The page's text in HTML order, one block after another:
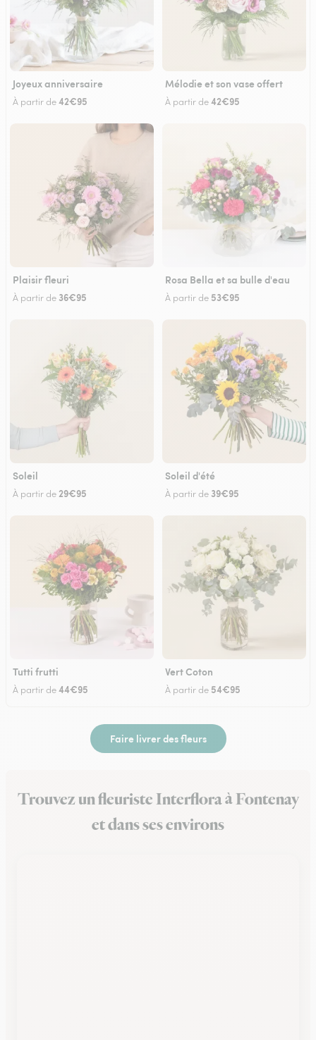
Joyeux anniversaire
À partir de42€95
Mélodie et son vase offert
À partir de42€95
Plaisir fleuri
À partir de 36€95
Rosa Bella et sa bulle d'eau
À partir de 53€95
Soleil
À partir de29€95
Soleil d'été
À partir de 39€95
Tutti frutti
À partir de44€95
Vert Coton
À partir de 54€95
Faire livrer des fleurs
Trouvez un fleuriste Interflora à Fontenay
et dans ses environs